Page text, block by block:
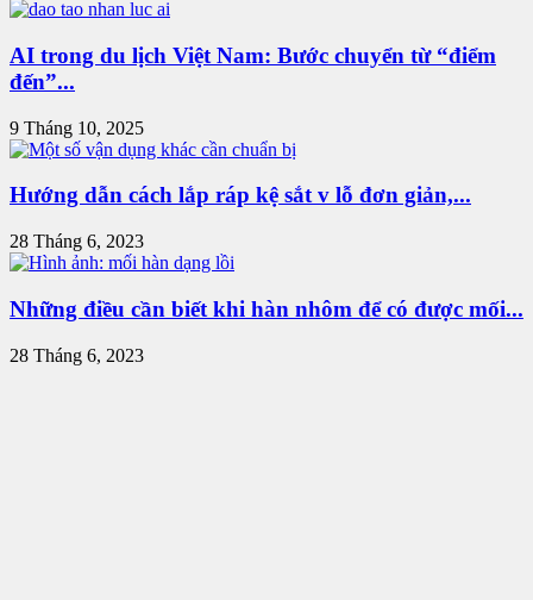
AI trong du lịch Việt Nam: Bước chuyển từ “điểm
đến”...
9 Tháng 10, 2025
Hướng dẫn cách lắp ráp kệ sắt v lỗ đơn giản,...
28 Tháng 6, 2023
Những điều cần biết khi hàn nhôm để có được mối...
28 Tháng 6, 2023